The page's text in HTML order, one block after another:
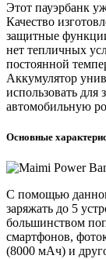
Этот пауэрбанк
Качество
защитные
нет тепличных
постоянной
Аккумулятор
использовать для
автомобильную
Основные
С помощью
заряжать до 5
большинством
смартфонов,
(8000 мАч) и